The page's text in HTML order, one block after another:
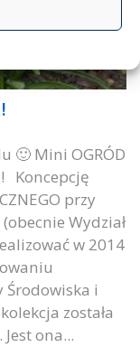
🙂 Mini OGRÓD
Koncepcję
przy
Wydział
w 2014
Środowiska i
została
ona...